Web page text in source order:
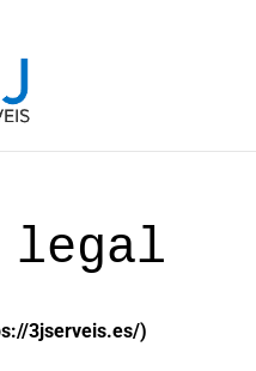
legal
3jserveis.es/)